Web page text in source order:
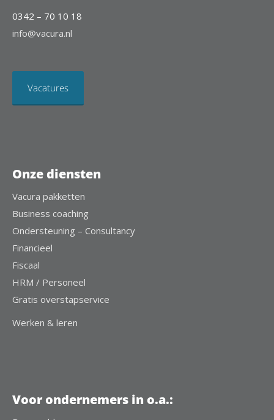
0342 – 70 10 18
info@vacura.nl
Vacatures
Onze diensten
Vacura pakketten
Business coaching
Ondersteuning – Consultancy
Financieel
Fiscaal
HRM / Personeel
Gratis overstapservice
Werken & leren
Voor ondernemers in o.a.: